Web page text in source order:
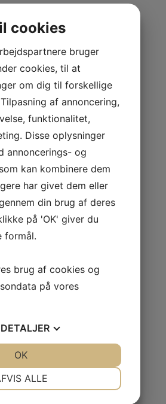
cookies
bruger
cookies, til at
om dig til forskellige
af annoncering,
funktionalitet,
Disse oplysninger
annoncerings- og
kan kombinere dem
har givet dem eller
din brug af deres
på 'OK' giver du
formål.
brug af cookies og
på vores
DETALJER
ALLE
OK